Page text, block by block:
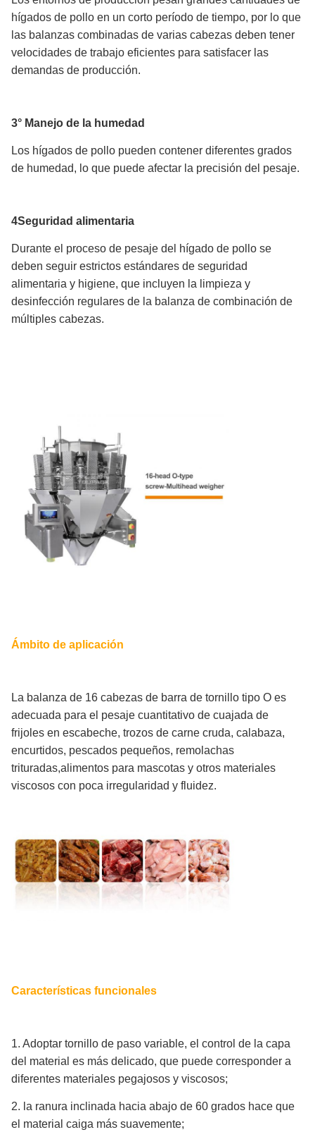
hígados de pollo en un corto período de tiempo, por lo que
las balanzas combinadas de varias cabezas deben tener
velocidades de trabajo eficientes para satisfacer las
demandas de producción.
3° Manejo de la humedad
Los hígados de pollo pueden contener diferentes grados
de humedad, lo que puede afectar la precisión del pesaje.
4Seguridad alimentaria
Durante el proceso de pesaje del hígado de pollo se
deben seguir estrictos estándares de seguridad
alimentaria y higiene, que incluyen la limpieza y
desinfección regulares de la balanza de combinación de
múltiples cabezas.
Ámbito de aplicación
La balanza de 16 cabezas de barra de tornillo tipo O es
adecuada para el pesaje cuantitativo de cuajada de
frijoles en escabeche, trozos de carne cruda, calabaza,
encurtidos, pescados pequeños, remolachas
trituradas,alimentos para mascotas y otros materiales
viscosos con poca irregularidad y fluidez.
Características funcionales
1. Adoptar tornillo de paso variable, el control de la capa
del material es más delicado, que puede corresponder a
diferentes materiales pegajosos y viscosos;
2. la ranura inclinada hacia abajo de 60 grados hace que
el material caiga más suavemente;